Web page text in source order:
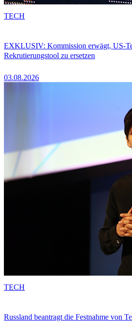
EXKLUSIV: Kommission erwägt, US-
Rekrutierungstool zu ersetzen
03.08.2026
TECH
Russland beantragt die Festnahme von
TECH